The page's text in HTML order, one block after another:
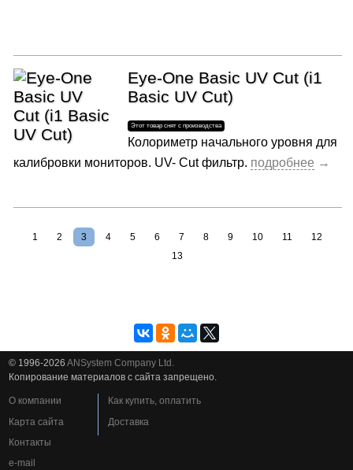
Eye-One Basic UV Cut (i1
Basic UV Cut)
Колориметр начального уровня для
калибровки мониторов. UV- Cut фильтр.
1 2 3 4 5 6 7 8 9 10 11
12
13
© 1996-2026ANSystem Company Ltd.
Копирование материалов с сайта запрещено.
О компании
Карта сайта
Контакты
e-mail
Как купить, оплатить
Доставка